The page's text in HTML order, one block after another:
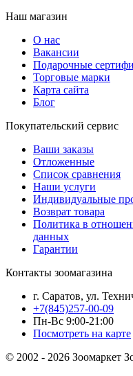
Наш магазин
О нас
Вакансии
Подарочные
Торговые марки
Карта сайта
Блог
Покупательский сервис
Ваши заказы
Отложенные
Список сравнения
Наши услуги
Индивидуальные
Возврат товара
Политика в
данных
Гарантии
Контакты зоомагазина
г. Саратов, ул.
+7(845)257-00-09
Пн-Вс 9:00-21:00
Посмотреть на карте
© 2002 - 2026 Зоомаркет